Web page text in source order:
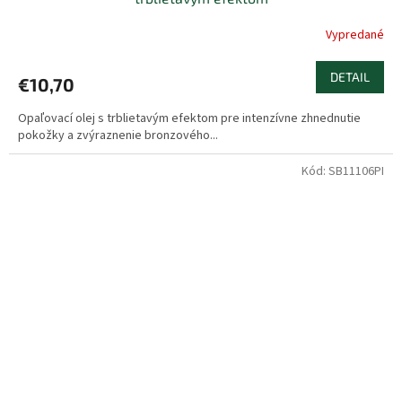
Vypredané
€10,70 DETAIL
Opaľovací olej s trblietavým efektom pre intenzívne zhnednutie
pokožky a zvýraznenie bronzového...
Kód: SB11106PI